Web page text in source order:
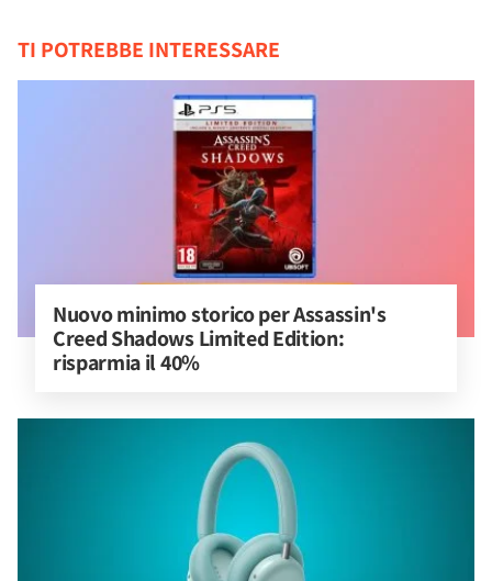
TI POTREBBE INTERESSARE
Nuovo minimo storico per Assassin's
Creed Shadows Limited Edition:
risparmia il 40%